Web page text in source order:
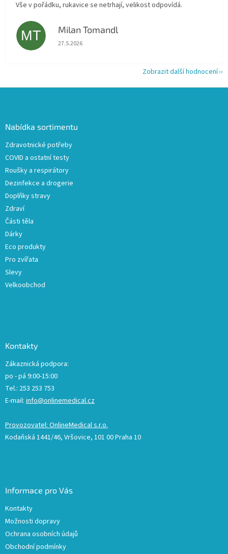
Vše v pořádku, rukavice se netrhají, velikost odpovídá.
MT Milan Tomandl
Hodnocení obchodu je 5 z 5 hvězdiček.
27.5.2026
Zobrazit další hodnocení
Nabídka sortimentu
Zdravotnické potřeby
COVID a ostatní testy
Roušky a respirátory
Dezinfekce a drogerie
Doplňky stravy
Zdraví
Části těla
Dárky
Eco produkty
Pro zvířata
Slevy
Velkoobchod
Kontakty
Zákaznická podpora:
po - pá 9:00-15:00
Tel.: 253 253 753
E-mail: info@onlinemedical.cz
Provozovatel: OnlineMedical s.r.o.
Kodaňská 1441/46, Vršovice, 101 00 Praha 10
Informace pro Vás
Kontakty
Možnosti dopravy
Ochrana osobních údajů
Obchodní podmínky